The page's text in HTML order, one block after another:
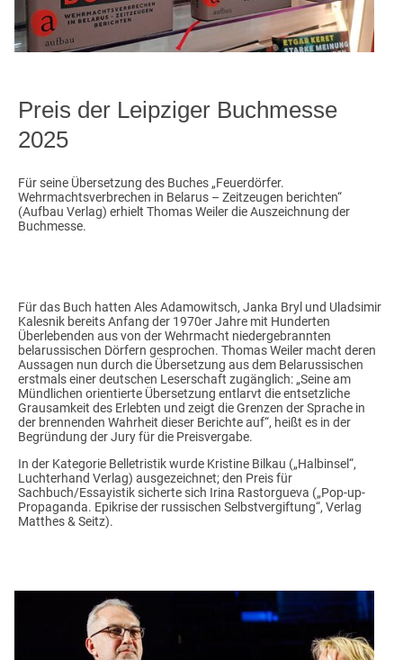
Preis der Leipziger Buchmesse
2025
Für seine Übersetzung des Buches „Feuerdörfer.
Wehrmachtsverbrechen in Belarus – Zeitzeugen berichten“
(Aufbau Verlag) erhielt Thomas Weiler die Auszeichnung der
Buchmesse.
Für das Buch hatten Ales Adamowitsch, Janka Bryl und Uladsimir
Kalesnik bereits Anfang der 1970er Jahre mit Hunderten
Überlebenden aus von der Wehrmacht niedergebrannten
belarussischen Dörfern gesprochen. Thomas Weiler macht deren
Aussagen nun durch die Übersetzung aus dem Belarussischen
erstmals einer deutschen Leserschaft zugänglich: „Seine am
Mündlichen orientierte Übersetzung entlarvt die entsetzliche
Grausamkeit des Erlebten und zeigt die Grenzen der Sprache in
der brennenden Wahrheit dieser Berichte auf“, heißt es in der
Begründung der Jury für die Preisvergabe.
In der Kategorie Belletristik wurde Kristine Bilkau („Halbinsel“,
Luchterhand Verlag) ausgezeichnet; den Preis für
Sachbuch/Essayistik sicherte sich Irina Rastorgueva („Pop-up-
Propaganda. Epikrise der russischen Selbstvergiftung“, Verlag
Matthes & Seitz).